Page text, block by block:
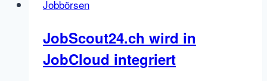
Stellenmärkten
geht
Jobbörsen
JobScout24.ch wird in
JobCloud integriert